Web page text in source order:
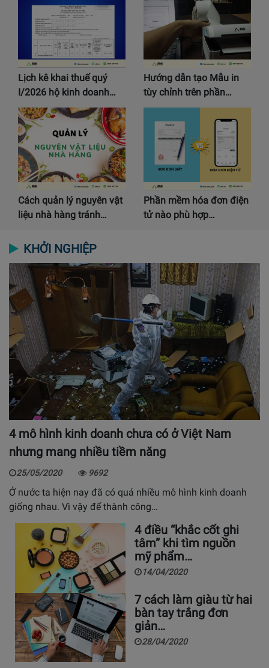
Lịch kê khai thuế quý
I/2026 hộ kinh doanh…
Hướng dẫn tạo Mẫu in
tùy chỉnh trên phần…
Cách quản lý nguyên vật
liệu nhà hàng tránh…
Phần mềm hóa đơn điện
tử nào phù hợp…
KHỞI NGHIỆP
4 mô hình kinh doanh chưa có ở Việt Nam
nhưng mang nhiều tiềm năng
25/05/2020 9692
Ở nước ta hiện nay đã có quá nhiều mô hình kinh doanh
giống nhau. Vì vậy để thành công…
4 điều “khắc cốt ghi
tâm” khi tìm nguồn
mỹ phẩm…
14/04/2020
7 cách làm giàu từ hai
bàn tay trắng đơn
giản…
28/04/2020